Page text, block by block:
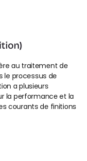
au traitement de
le processus de
a plusieurs
la performance et la
courants de finitions